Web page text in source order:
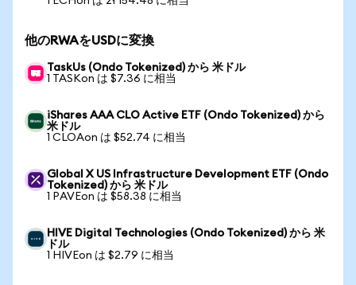
他のRWAをUSDに変換
TaskUs (Ondo Tokenized) から 米ドル
1 TASKon は $7.36 に相当
iShares AAA CLO Active ETF (Ondo Tokenized) から
米ドル
1 CLOAon は $52.74 に相当
Global X US Infrastructure Development ETF (Ondo
Tokenized) から 米ドル
1 PAVEon は $58.38 に相当
HIVE Digital Technologies (Ondo Tokenized) から 米
ドル
1 HIVEon は $2.79 に相当